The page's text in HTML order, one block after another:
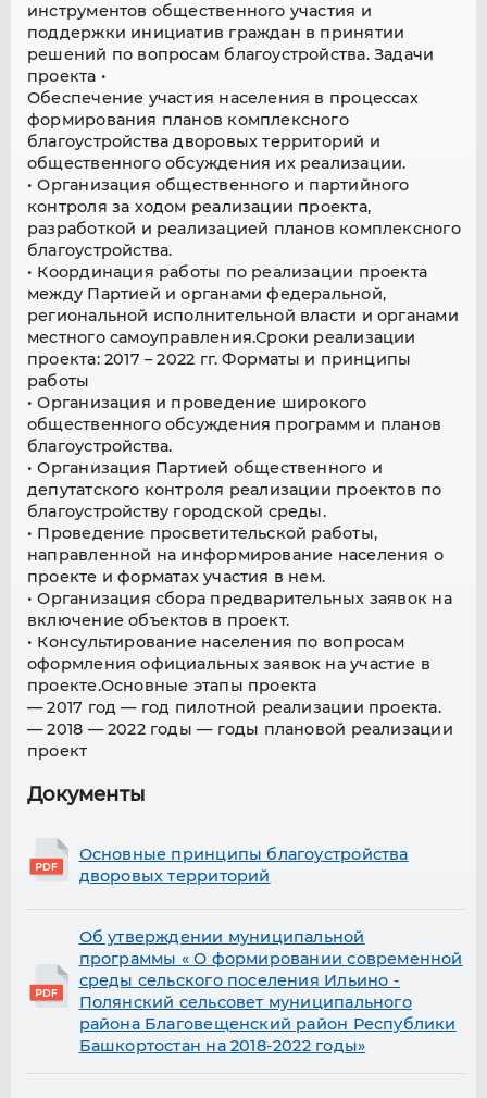
инструментов общественного участия и
поддержки инициатив граждан в принятии
решений по вопросам благоустройства. Задачи
проекта •
Обеспечение участия населения в процессах
формирования планов комплексного
благоустройства дворовых территорий и
общественного обсуждения их реализации.
• Организация общественного и партийного
контроля за ходом реализации проекта,
разработкой и реализацией планов комплексного
благоустройства.
• Координация работы по реализации проекта
между Партией и органами федеральной,
региональной исполнительной власти и органами
местного самоуправления.Сроки реализации
проекта: 2017 – 2022 гг. Форматы и принципы
работы
• Организация и проведение широкого
общественного обсуждения программ и планов
благоустройства.
• Организация Партией общественного и
депутатского контроля реализации проектов по
благоустройству городской среды.
• Проведение просветительской работы,
направленной на информирование населения о
проекте и форматах участия в нем.
• Организация сбора предварительных заявок на
включение объектов в проект.
• Консультирование населения по вопросам
оформления официальных заявок на участие в
проекте.Основные этапы проекта
— 2017 год — год пилотной реализации проекта.
— 2018 — 2022 годы — годы плановой реализации
проект
Документы
Основные принципы благоустройства
дворовых территорий
Об утверждении муниципальной
программы « О формировании современной
среды сельского поселения Ильино -
Полянский сельсовет муниципального
района Благовещенский район Республики
Башкортостан на 2018-2022 годы»